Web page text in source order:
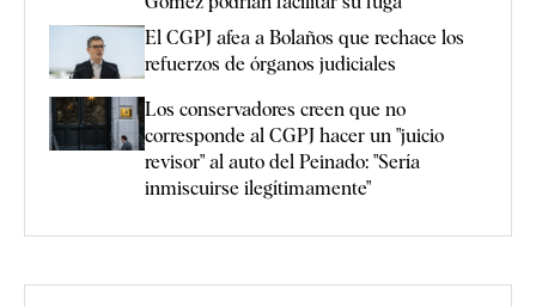
El CGPJ afea a Bolaños que rechace los
refuerzos de órganos judiciales
Los conservadores creen que no
corresponde al CGPJ hacer un "juicio
revisor" al auto del Peinado: "Sería
inmiscuirse ilegítimamente"